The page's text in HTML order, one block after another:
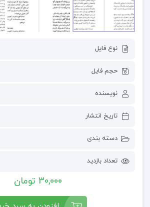
نوع فایل
حجم فایل
نویسنده
تاریخ انتشار
دسته بندی
تعداد بازدید
30,000 تومان